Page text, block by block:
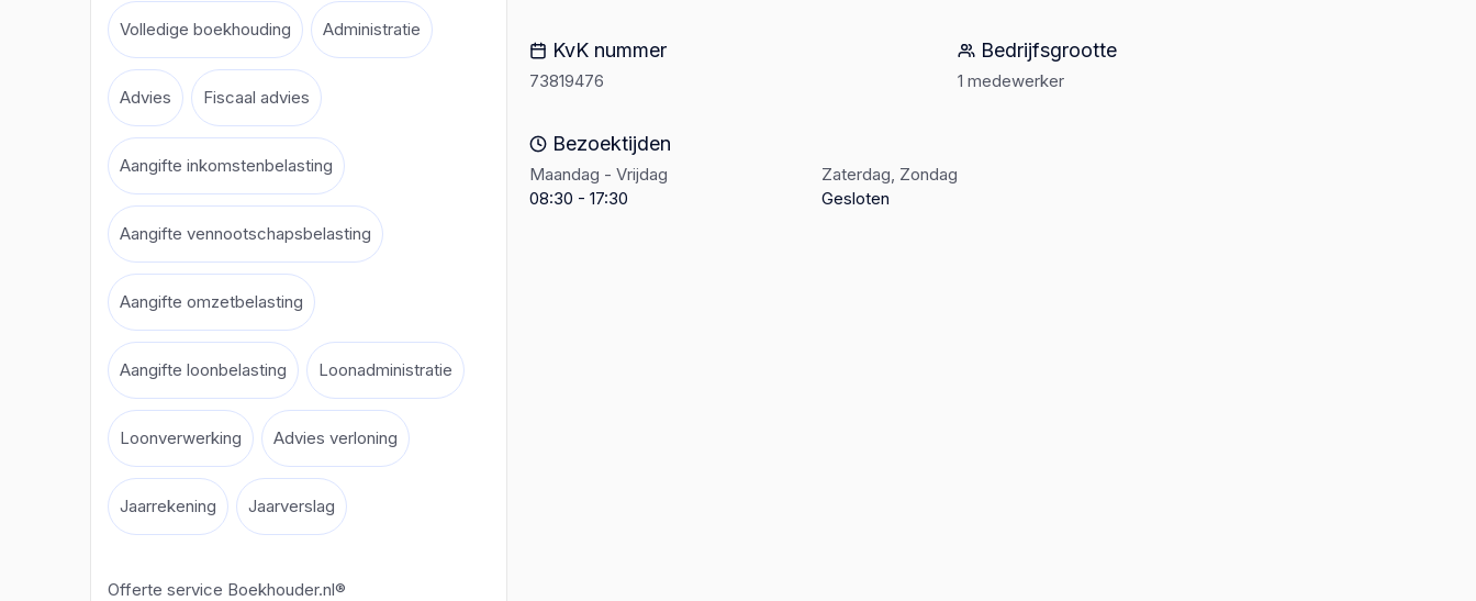
Volledige boekhouding Administratie
Advies Fiscaal advies
Aangifte inkomstenbelasting
Aangifte vennootschapsbelasting
Aangifte omzetbelasting
Aangifte loonbelasting Loonadministratie
Loonverwerking Advies verloning
Jaarrekening Jaarverslag
Offerte service Boekhouder.nl®
KvK nummer
73819476
Bedrijfsgrootte
1 medewerker
Bezoektijden
Maandag - Vrijdag
08:30 - 17:30
Zaterdag, Zondag
Gesloten